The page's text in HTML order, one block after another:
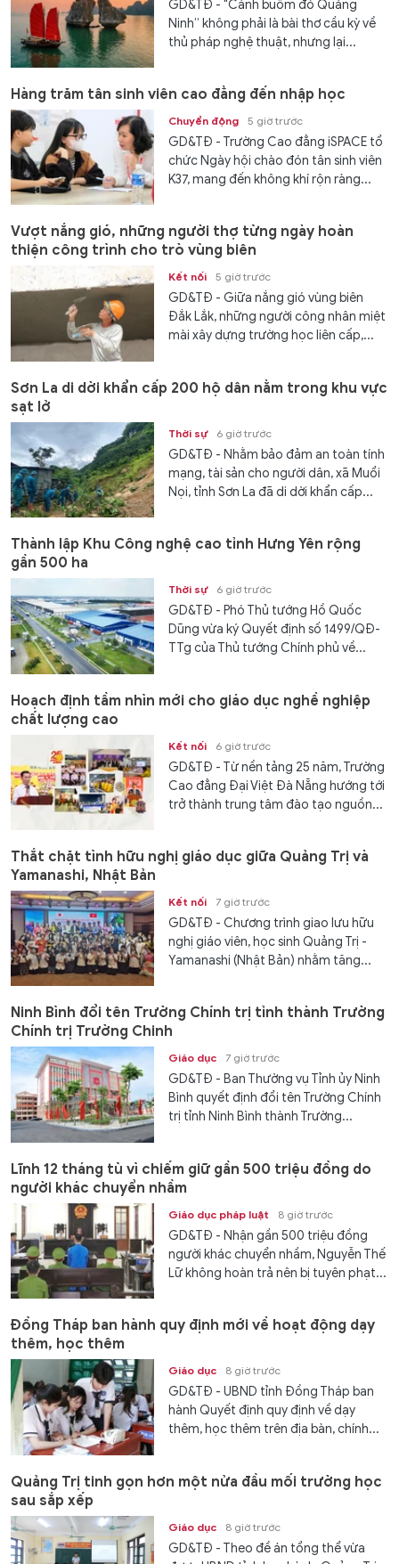
GD&TĐ - "Cánh buồm đỏ Quảng
Ninh” không phải là bài thơ cầu kỳ về
thủ pháp nghệ thuật, nhưng lại...
Hàng trăm tân sinh viên cao đẳng đến nhập học
Chuyển động 5 giờ trước
GD&TĐ - Trường Cao đẳng iSPACE tổ
chức Ngày hội chào đón tân sinh viên
K37, mang đến không khí rộn ràng...
Vượt nắng gió, những người thợ từng ngày hoàn
thiện công trình cho trò vùng biên
Kết nối 5 giờ trước
GD&TĐ - Giữa nắng gió vùng biên
Đắk Lắk, những người công nhân miệt
mài xây dựng trường học liên cấp,...
Sơn La di dời khẩn cấp 200 hộ dân nằm trong khu vực
sạt lở
Thời sự 6 giờ trước
GD&TĐ - Nhằm bảo đảm an toàn tính
mạng, tài sản cho người dân, xã Muổi
Nọi, tỉnh Sơn La đã di dời khẩn cấp...
Thành lập Khu Công nghệ cao tỉnh Hưng Yên rộng
gần 500 ha
Thời sự 6 giờ trước
GD&TĐ - Phó Thủ tướng Hồ Quốc
Dũng vừa ký Quyết định số 1499/QĐ-
TTg của Thủ tướng Chính phủ về...
Hoạch định tầm nhìn mới cho giáo dục nghề nghiệp
chất lượng cao
Kết nối 6 giờ trước
GD&TĐ - Từ nền tảng 25 năm, Trường
Cao đẳng Đại Việt Đà Nẵng hướng tới
trở thành trung tâm đào tạo nguồn...
Thắt chặt tình hữu nghị giáo dục giữa Quảng Trị và
Yamanashi, Nhật Bản
Kết nối 7 giờ trước
GD&TĐ - Chương trình giao lưu hữu
nghị giáo viên, học sinh Quảng Trị -
Yamanashi (Nhật Bản) nhằm tăng...
Ninh Bình đổi tên Trường Chính trị tỉnh thành Trường
Chính trị Trường Chinh
Giáo dục 7 giờ trước
GD&TĐ - Ban Thường vụ Tỉnh ủy Ninh
Bình quyết định đổi tên Trường Chính
trị tỉnh Ninh Bình thành Trường...
Lĩnh 12 tháng tù vì chiếm giữ gần 500 triệu đồng do
người khác chuyển nhầm
Giáo dục pháp luật 8 giờ trước
GD&TĐ - Nhận gần 500 triệu đồng
người khác chuyển nhầm, Nguyễn Thế
Lữ không hoàn trả nên bị tuyên phạt...
Đồng Tháp ban hành quy định mới về hoạt động dạy
thêm, học thêm
Giáo dục 8 giờ trước
GD&TĐ - UBND tỉnh Đồng Tháp ban
hành Quyết định quy định về dạy
thêm, học thêm trên địa bàn, chính...
Quảng Trị tinh gọn hơn một nửa đầu mối trường học
sau sắp xếp
Giáo dục 8 giờ trước
GD&TĐ - Theo đề án tổng thể vừa